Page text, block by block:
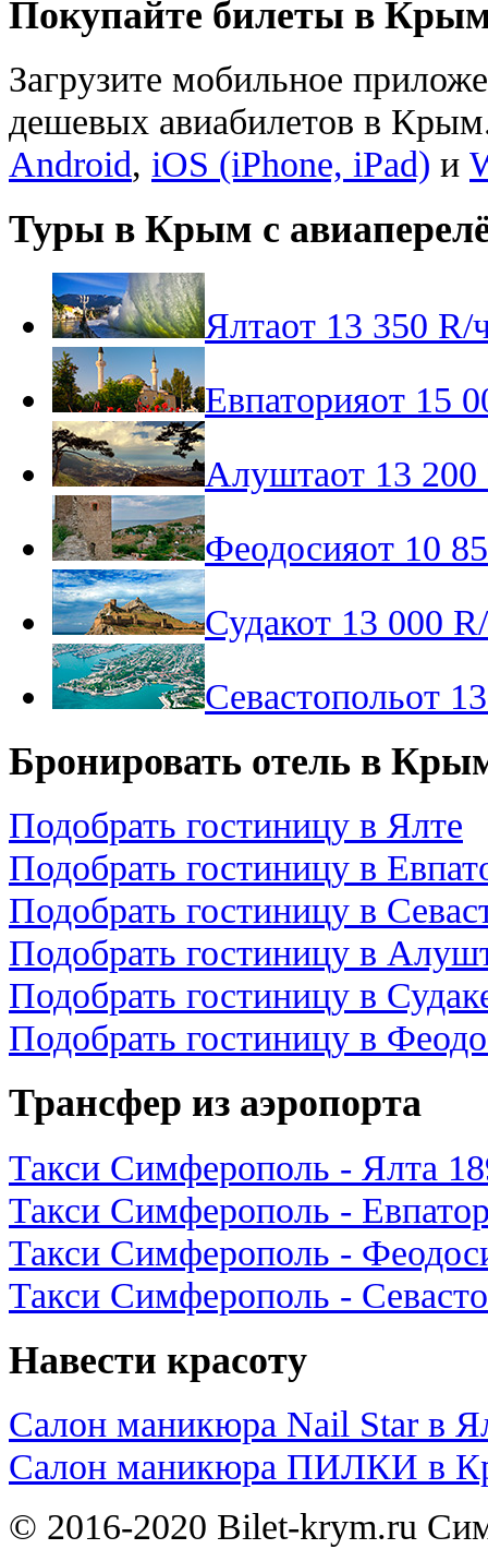
Покупайте билеты в
Загрузите мобильное
дешевых авиабилетов в
Android, iOS (iPhone, iPad) и
Туры в Крым с
Ялтаот 13 350 R/
Евпаторияот 15
Алуштаот 13 200
Феодосияот 10
Судакот 13 000 R
Севастопольот
Бронировать отель в
Подобрать гостиницу в Ялте
Подобрать гостиницу в
Подобрать гостиницу в
Подобрать гостиницу в
Подобрать гостиницу в
Подобрать гостиницу в
Трансфер из аэропорта
Такси Симферополь - Ялта
Такси Симферополь -
Такси Симферополь -
Такси Симферополь -
Навести красоту
Салон маникюра Nail Star в
Салон маникюра ПИЛКИ в
© 2016-2020 Bilet-krym.ru